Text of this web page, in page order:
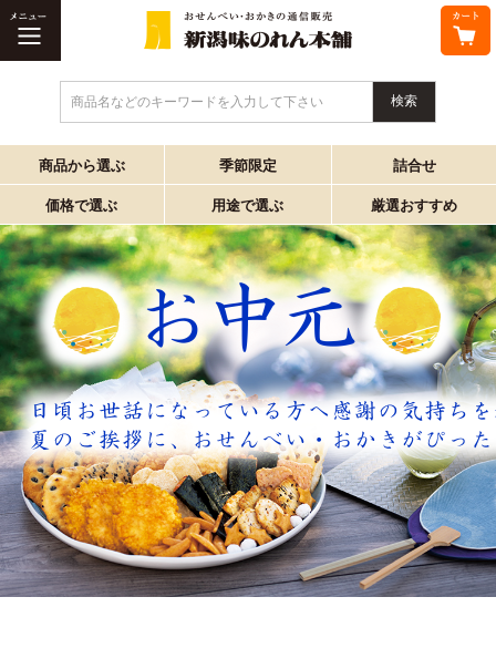
商品名などのキーワードを入力して下さい
商品から選ぶ 季節限定 詰合せ
価格で選ぶ 用途で選ぶ 厳選おすすめ